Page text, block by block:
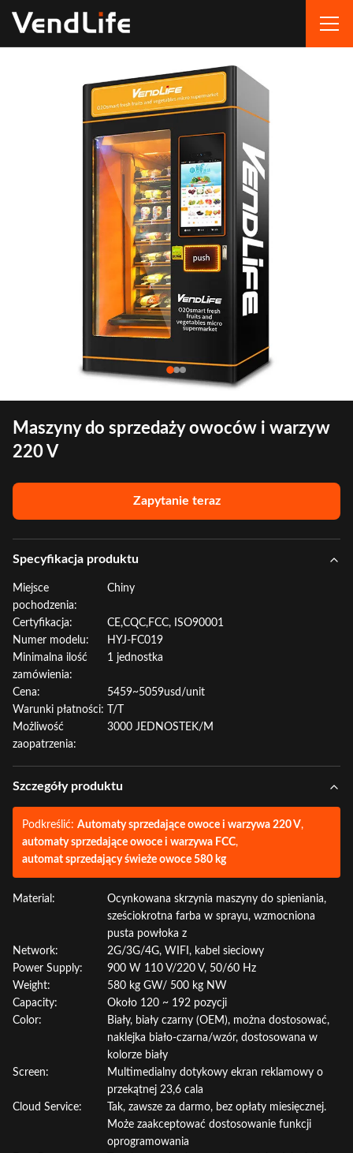
Maszyny do sprzedaży owoców i warzyw
220 V
Zapytanie teraz
Specyfikacja produktu
Miejsce
pochodzenia:
Chiny
Certyfikacja:
CE,CQC,FCC, ISO90001
Numer modelu:
HYJ-FC019
Minimalna ilość
zamówienia:
1 jednostka
Cena:
5459~5059usd/unit
Warunki płatności:
T/T
Możliwość
zaopatrzenia:
3000 JEDNOSTEK/M
Szczegóły produktu
Podkreślić: Automaty sprzedające owoce i warzywa 220 V,
automaty sprzedające owoce i warzywa FCC,
automat sprzedający świeże owoce 580 kg
Material:
Ocynkowana skrzynia maszyny do spieniania,
sześciokrotna farba w sprayu, wzmocniona
pusta powłoka z
Network:
2G/3G/4G, WIFI, kabel sieciowy
Power Supply:
900 W 110 V/220 V, 50/60 Hz
Weight:
580 kg GW/ 500 kg NW
Capacity:
Około 120 ~ 192 pozycji
Color:
Biały, biały czarny (OEM), można dostosować,
naklejka biało-czarna/wzór, dostosowana w
kolorze biały
Screen:
Multimedialny dotykowy ekran reklamowy o
przekątnej 23,6 cala
Cloud Service:
Tak, zawsze za darmo, bez opłaty miesięcznej.
Może zaakceptować dostosowanie funkcji
oprogramowania